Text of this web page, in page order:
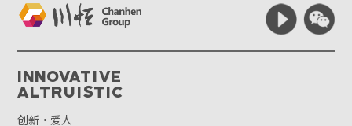
Innovative
Altruistic
创新·爱人